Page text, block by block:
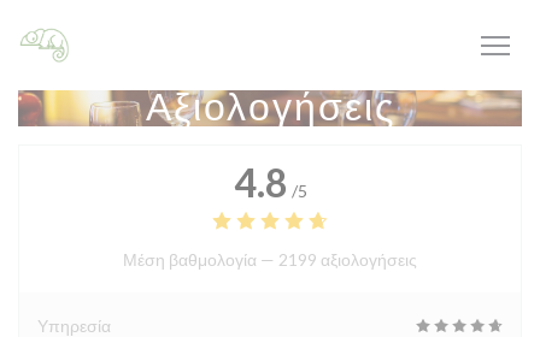
Αξιολογήσεις
4.8 /5
Μέση βαθμολογία — 2199 αξιολογήσεις
Υπηρεσία